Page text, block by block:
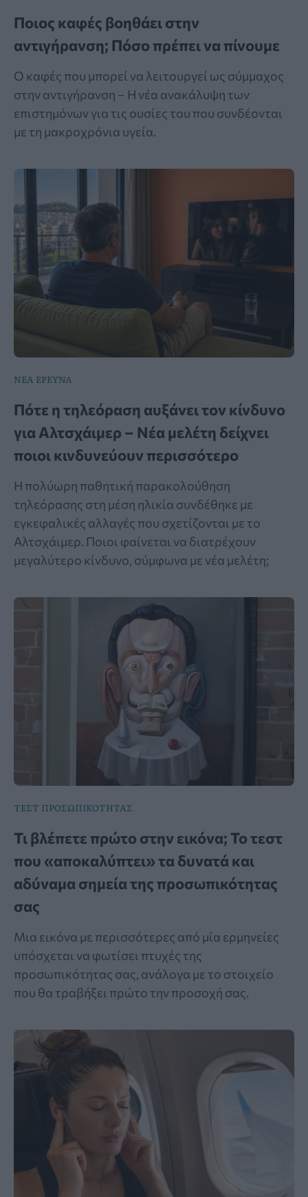
Ποιος καφές βοηθάει στην
αντιγήρανση; Πόσο πρέπει να πίνουμε
Ο καφές που μπορεί να λειτουργεί ως σύμμαχος
στην αντιγήρανση – Η νέα ανακάλυψη των
επιστημόνων για τις ουσίες του που συνδέονται
με τη μακροχρόνια υγεία.
ΝΕΑ ΕΡΕΥΝΑ
Πότε η τηλεόραση αυξάνει τον κίνδυνο
για Αλτσχάιμερ – Νέα μελέτη δείχνει
ποιοι κινδυνεύουν περισσότερο
Η πολύωρη παθητική παρακολούθηση
τηλεόρασης στη μέση ηλικία συνδέθηκε με
εγκεφαλικές αλλαγές που σχετίζονται με το
Αλτσχάιμερ. Ποιοι φαίνεται να διατρέχουν
μεγαλύτερο κίνδυνο, σύμφωνα με νέα μελέτη;
ΤΕΣΤ ΠΡΟΣΩΠΙΚΟΤΗΤΑΣ
Τι βλέπετε πρώτο στην εικόνα; Το τεστ
που «αποκαλύπτει» τα δυνατά και
αδύναμα σημεία της προσωπικότητας
σας
Μια εικόνα με περισσότερες από μία ερμηνείες
υπόσχεται να φωτίσει πτυχές της
προσωπικότητας σας, ανάλογα με το στοιχείο
που θα τραβήξει πρώτο την προσοχή σας.